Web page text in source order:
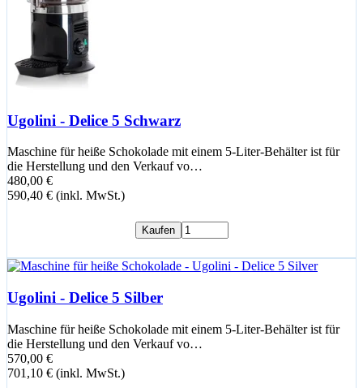
Ugolini - Delice 5 Schwarz
Maschine für heiße Schokolade mit einem 5-Liter-Behälter ist für
die Herstellung und den Verkauf vo…
480,00 €
590,40 € (inkl. MwSt.)
Kaufen
Ugolini - Delice 5 Silber
Maschine für heiße Schokolade mit einem 5-Liter-Behälter ist für
die Herstellung und den Verkauf vo…
570,00 €
701,10 € (inkl. MwSt.)